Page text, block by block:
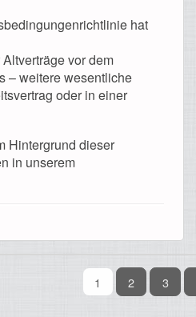
hat
vor dem
– weitere wesentliche
oder in einer
Hintergrund dieser
in unserem
1 2 3